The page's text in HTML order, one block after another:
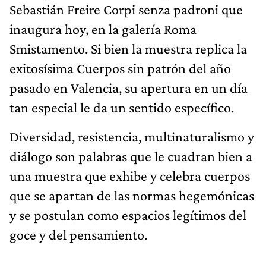
Sebastián Freire Corpi senza padroni que
inaugura hoy, en la galería Roma
Smistamento. Si bien la muestra replica la
exitosísima Cuerpos sin patrón del año
pasado en Valencia, su apertura en un día
tan especial le da un sentido específico.
Diversidad, resistencia, multinaturalismo y
diálogo son palabras que le cuadran bien a
una muestra que exhibe y celebra cuerpos
que se apartan de las normas hegemónicas
y se postulan como espacios legítimos del
goce y del pensamiento.